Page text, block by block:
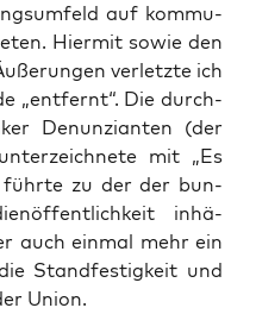
auf kom­mu­
Hier­mit sowie den
ver­letz­te ich
„ent­fernt“. Die durch­
Denun­zi­an­ten (der
mit „Es
führ­te zu der der bun­
inhä­
auch ein­mal mehr ein
Stand­fes­tig­keit und
Union.